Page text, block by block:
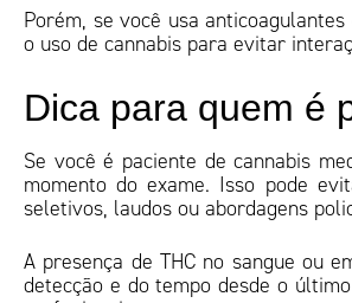
Porém, se você usa
o uso de cannabis para evitar
Dica para quem é
Se você é paciente de cannabis
momento do exame. Isso pode
seletivos, laudos ou abordagens
A presença de THC no sangue ou
detecção e do tempo desde o